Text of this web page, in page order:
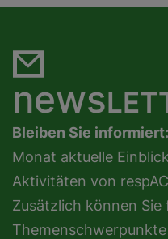
news
Bleiben Sie informiert:
Monat aktuelle
Aktivitäten von
Zusätzlich können Sie